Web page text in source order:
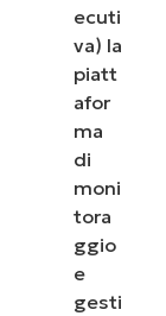
ecuti
va) la
piatt
afor
ma
di
moni
tora
ggio
e
gesti